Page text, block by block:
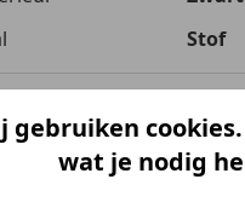
en beveiliging
bestuurder
Stof
mini cabrio 1.6 benzine.
gebruiken
wat je nodig